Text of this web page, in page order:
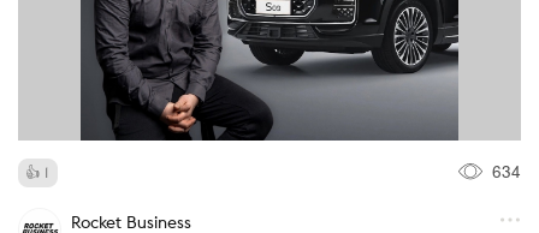
1 634
Rocket Business